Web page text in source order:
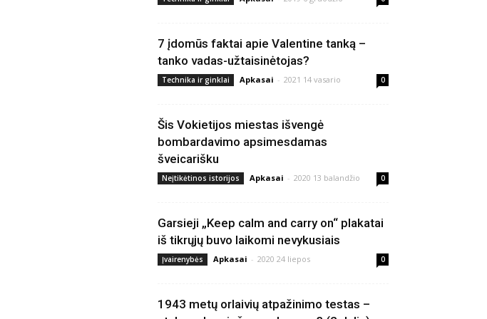
7 įdomūs faktai apie Valentine tanką –
tanko vadas-užtaisinėtojas?
Technika ir ginklai Apkasai - 2021 14 vasario 0
Šis Vokietijos miestas išvengė
bombardavimo apsimesdamas
šveicarišku
Neįtikėtinos istorijos Apkasai - 2020 13 balandžio 0
Garsieji „Keep calm and carry on“ plakatai
iš tikrųjų buvo laikomi nevykusiais
Įvairenybės Apkasai - 2020 24 liepos 0
1943 metų orlaivių atpažinimo testas –